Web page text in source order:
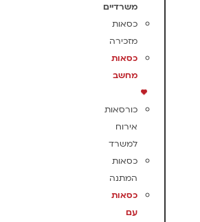
משרדיים
כסאות
מזכירה
כסאות
מחשב
כורסאות
אירוח
למשרד
כסאות
המתנה
כסאות
עם